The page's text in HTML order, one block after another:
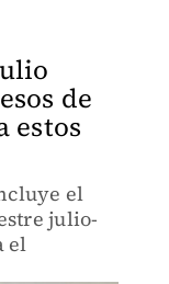
de
estos
el
julio-
el